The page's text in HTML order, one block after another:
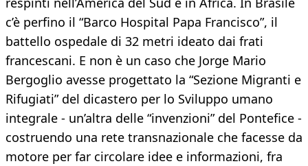
c’è perfino il “Barco Hospital Papa Francisco”, il
battello ospedale di 32 metri ideato dai frati
francescani. E non è un caso che Jorge Mario
Bergoglio avesse progettato la “Sezione Migranti e
Rifugiati” del dicastero per lo Sviluppo umano
integrale - un’altra delle “invenzioni” del Pontefice -
costruendo una rete transnazionale che facesse da
motore per far circolare idee e informazioni, fra